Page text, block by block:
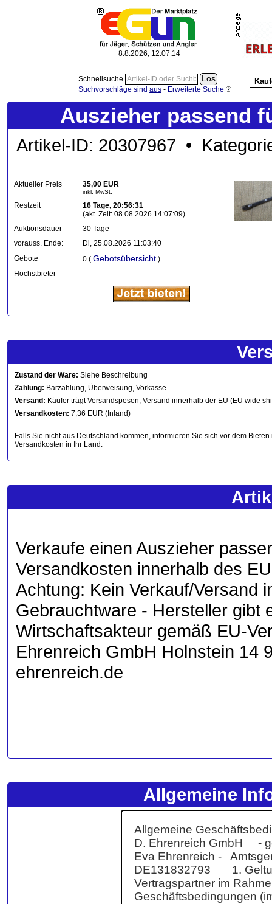
8.8.2026, 12:07:15
Schnellsuche
Suchvorschläge sind aus- Erweiterte Suche
Auszieher passend
Artikel-ID: 20307967 •
Aktueller Preis 35,00 EUR
inkl. MwSt.
Restzeit
16 Tage, 20:56:31
(akt. Zeit: 08.08.2026 14:07:09)
Auktionsdauer
30 Tage
vorauss. Ende:
Di, 25.08.2026 11:03:40
Gebote
0 ( Gebotsübersicht )
Höchstbieter
--
Zustand der Ware: Siehe Beschreibung
Zahlung: Barzahlung, Überweisung, Vorkasse
Versand: Käufer trägt Versandspesen, Versand innerhalb der EU (EU wide
Versandkosten: 7,36 EUR (Inland)
Falls Sie nicht aus Deutschland kommen, informieren Sie sich vor dem
Versandkosten in Ihr Land.
Verkaufe einen Auszieher
Versandkosten innerhalb des
Achtung: Kein Verkauf/Versand
Gebrauchtware - Hersteller gibt
Wirtschaftsakteur gemäß EU-
Ehrenreich GmbH Holnstein 14
ehrenreich.de
Allgemeine